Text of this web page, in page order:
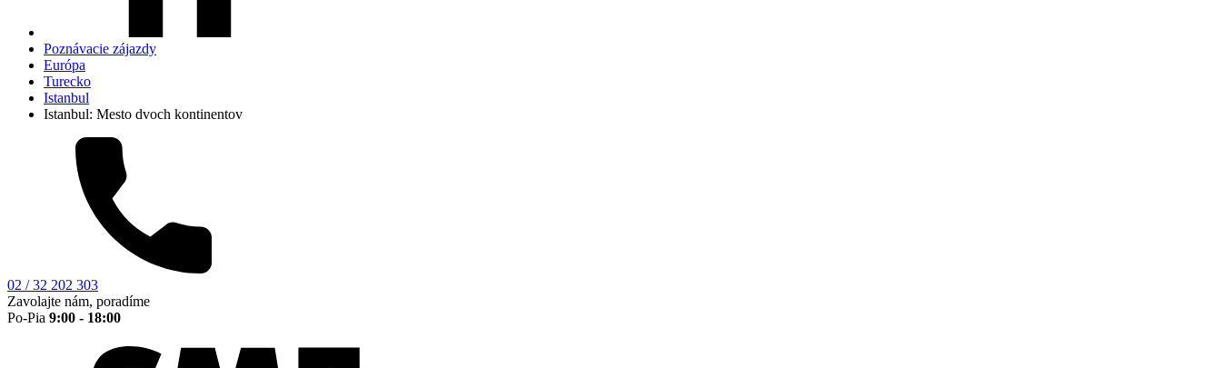
Poznávacie zájazdy
Európa
Turecko
Istanbul
Istanbul: Mesto dvoch kontinentov
02 / 32 202 303
Zavolajte nám, poradíme
Po-Pia 9:00 - 18:00